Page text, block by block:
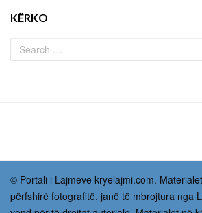
KËRKO
© Portali i Lajmeve kryelajmi.com.
përfshirë fotografitë, janë të mbrojtura nga